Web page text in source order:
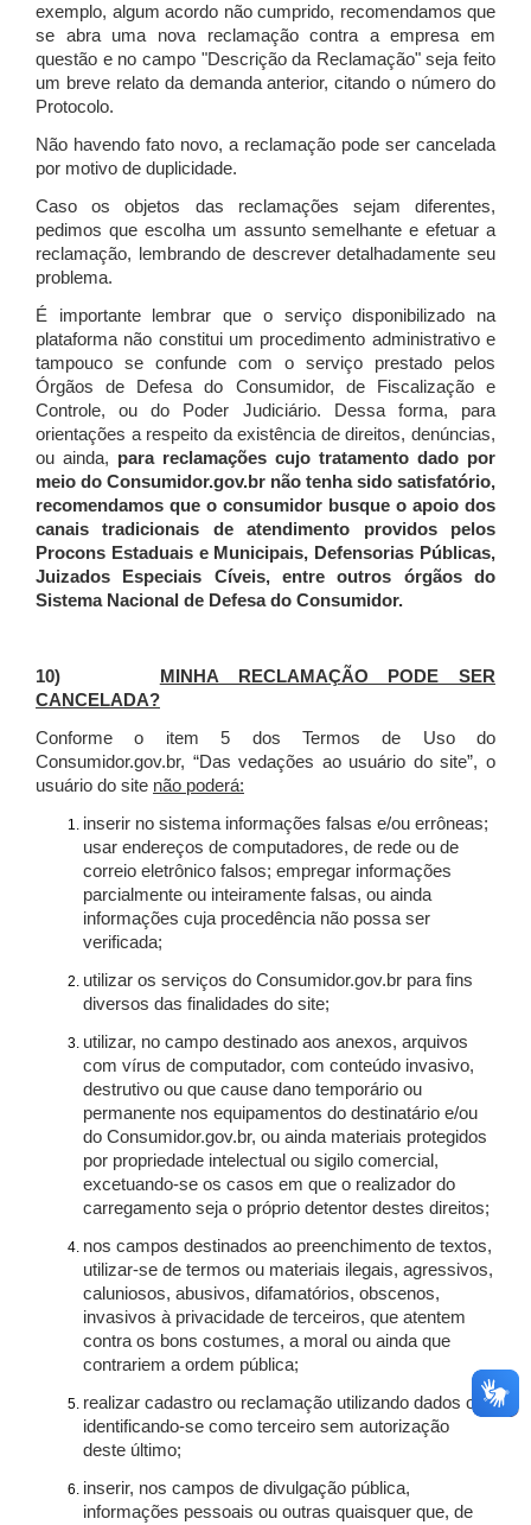
exemplo, algum acordo não cumprido, recomendamos que
se abra uma nova reclamação contra a empresa em
questão e no campo "Descrição da Reclamação" seja feito
um breve relato da demanda anterior, citando o número do
Protocolo.
Não havendo fato novo, a reclamação pode ser cancelada
por motivo de duplicidade.
Caso os objetos das reclamações sejam diferentes,
pedimos que escolha um assunto semelhante e efetuar a
reclamação, lembrando de descrever detalhadamente seu
problema.
É importante lembrar que o serviço disponibilizado na
plataforma não constitui um procedimento administrativo e
tampouco se confunde com o serviço prestado pelos
Órgãos de Defesa do Consumidor, de Fiscalização e
Controle, ou do Poder Judiciário. Dessa forma, para
orientações a respeito da existência de direitos, denúncias,
ou ainda, para reclamações cujo tratamento dado por
meio do Consumidor.gov.br não tenha sido satisfatório,
recomendamos que o consumidor busque o apoio dos
canais tradicionais de atendimento providos pelos
Procons Estaduais e Municipais, Defensorias Públicas,
Juizados Especiais Cíveis, entre outros órgãos do
Sistema Nacional de Defesa do Consumidor.
10)
MINHA RECLAMAÇÃO PODE SER
CANCELADA?
Conforme o item 5 dos Termos de Uso do
Consumidor.gov.br, “Das vedações ao usuário do site”, o
usuário do site não poderá:
inserir no sistema informações falsas e/ou errôneas;
usar endereços de computadores, de rede ou de
correio eletrônico falsos; empregar informações
parcialmente ou inteiramente falsas, ou ainda
informações cuja procedência não possa ser
verificada;
utilizar os serviços do Consumidor.gov.br para fins
diversos das finalidades do site;
utilizar, no campo destinado aos anexos, arquivos
com vírus de computador, com conteúdo invasivo,
destrutivo ou que cause dano temporário ou
permanente nos equipamentos do destinatário e/ou
do Consumidor.gov.br, ou ainda materiais protegidos
por propriedade intelectual ou sigilo comercial,
excetuando-se os casos em que o realizador do
carregamento seja o próprio detentor destes direitos;
nos campos destinados ao preenchimento de textos,
utilizar-se de termos ou materiais ilegais, agressivos,
caluniosos, abusivos, difamatórios, obscenos,
invasivos à privacidade de terceiros, que atentem
contra os bons costumes, a moral ou ainda que
contrariem a ordem pública;
realizar cadastro ou reclamação utilizando dados ou
identificando-se como terceiro sem autorização
deste último;
inserir, nos campos de divulgação pública,
informações pessoais ou outras quaisquer que, de